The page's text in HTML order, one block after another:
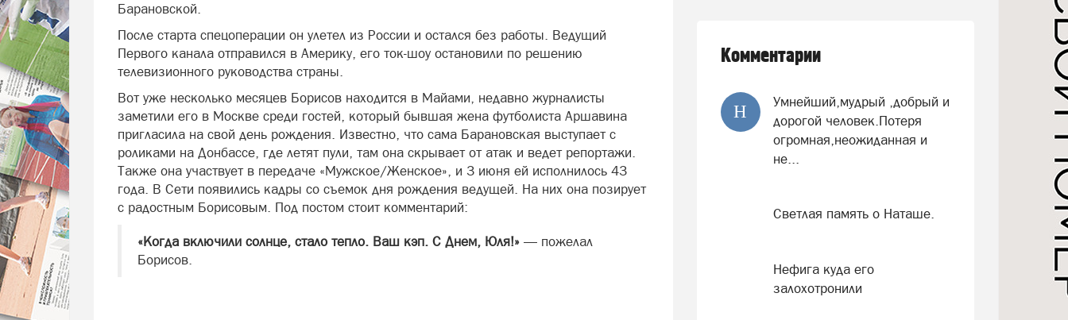
Барановской.
После старта спецоперации он улетел из России и остался без работы. Ведущий
Первого канала отправился в Америку, его ток-шоу остановили по решению
телевизионного руководства страны.
Вот уже несколько месяцев Борисов находится в Майами, недавно журналисты
заметили его в Москве среди гостей, который бывшая жена футболиста Аршавина
пригласила на свой день рождения. Известно, что сама Барановская выступает с
роликами на Донбассе, где летят пули, там она скрывает от атак и ведет репортажи.
Также она участвует в передаче «Мужское/Женское», и 3 июня ей исполнилось 43
года. В Сети появились кадры со съемок дня рождения ведущей. На них она позирует
с радостным Борисовым. Под постом стоит комментарий:
«Когда включили солнце, стало тепло. Ваш кэп. С Днем, Юля!» — пожелал
Борисов.
Комментарии
Н
Умнейший,мудрый ,добрый и
дорогой человек.Потеря
огромная,неожиданная и
не...
Светлая память о Наташе.
Нефига куда его
залохотронили